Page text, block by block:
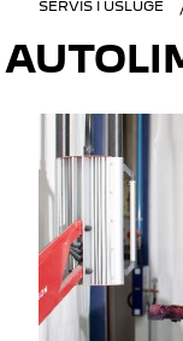
SERVIS I USLUGE